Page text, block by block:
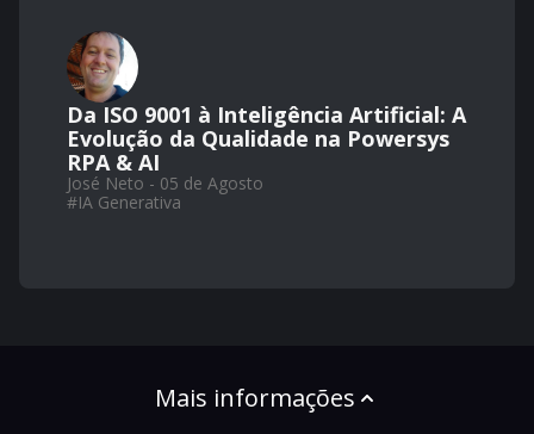
Da ISO 9001 à Inteligência Artificial: A
Evolução da Qualidade na Powersys
RPA & AI
José Neto - 05 de Agosto
#IA Generativa
Mais informações